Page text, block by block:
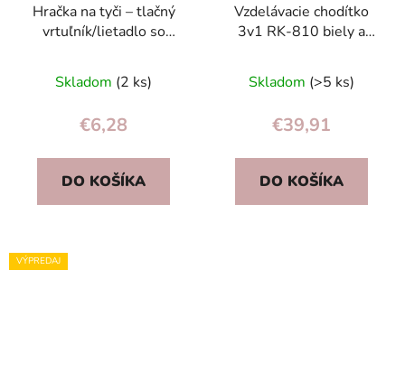
Hračka na tyči – tlačný
vrtuľník/lietadlo so
batoľatá
Skladom (2 ks)
€6,28
DO KOŠÍKA
Vzdelávacie chodítko
3v1 RK-810 biely a
Skladom (>5 ks)
€39,91
DO KOŠÍKA
VÝPREDAJ